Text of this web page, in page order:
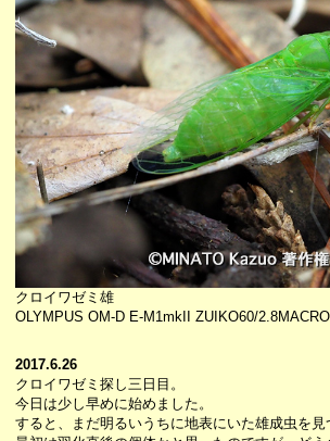
クロイワゼミ雄
OLYMPUS OM-D E-M1mkII ZUIKO60/
2017.6.26
クロイワゼミ探し三日目。
今日は少し早めに始めました。
すると、まだ明るいうちに地表にいた雄成虫を見